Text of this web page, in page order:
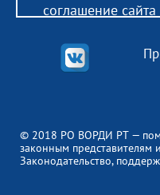
© 2018 РО ВОРДИ РТ —
законным
Законодательство,
соглашение сайта